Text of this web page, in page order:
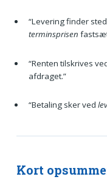
“Levering finder
terminsprisen
“Renten tilskrives
afdraget.”
“Betaling sker ved
Kort